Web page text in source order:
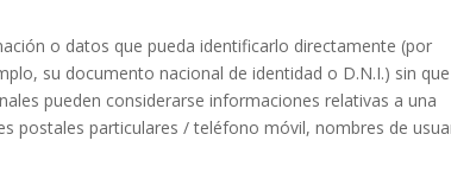
o datos que pueda identificarlo directamente (por
su documento nacional de identidad o D.N.I.) sin que
pueden considerarse informaciones relativas a una
postales particulares / teléfono móvil, nombres de